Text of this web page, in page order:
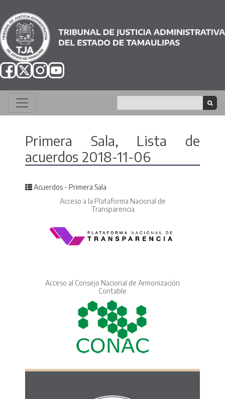
Primera Sala, Lista de
acuerdos 2018-11-06
Posted in
Acuerdos - Primera Sala
Acceso a la Plataforma Nacional de
Transparencia
Acceso al Consejo Nacional de Armonización
Contable